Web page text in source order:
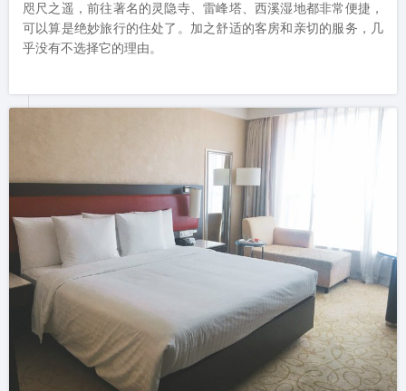
咫尺之遥，前往著名的灵隐寺、雷峰塔、西溪湿地都非常便捷，
可以算是绝妙旅行的住处了。加之舒适的客房和亲切的服务，几
乎没有不选择它的理由。